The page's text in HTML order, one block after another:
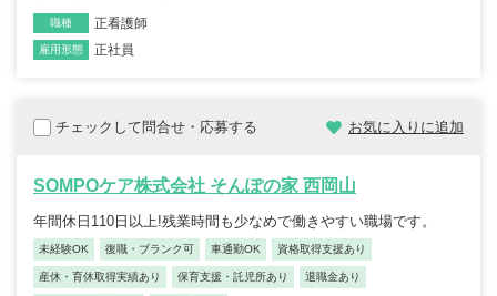
職種 正看護師
雇用形態 正社員
チェックして問合せ・応募する お気に入りに追加
SOMPOケア株式会社 そんぽの家 西岡山
年間休日110日以上!残業時間も少なめで働きやすい職場です。
未経験OK 復職・ブランク可 車通勤OK 資格取得支援あり
産休・育休取得実績あり 保育支援・託児所あり 退職金あり